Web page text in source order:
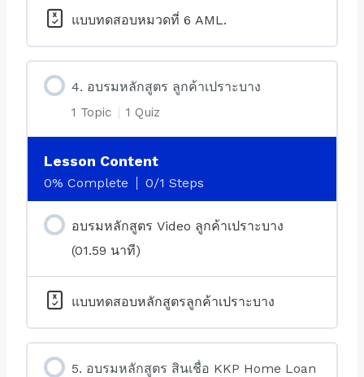
แบบทดสอบหมวดที่ 6 AML.
4. อบรมหลักสูตร ลูกค้าเปราะบาง
1 Topic | 1 Quiz
Lesson Content
0% Complete 0/1 Steps
อบรมหลักสูตร Video ลูกค้าเปราะบาง
(01.59 นาที)
แบบทดสอบหลักสูตรลูกค้าเปราะบาง
5. อบรมหลักสูตร สินเชื่อ KKP Home Loan